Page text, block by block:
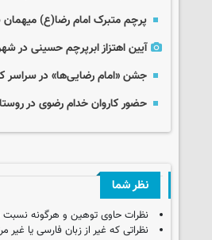
پرچم متبرک امام رضا(ع)
آیین اهتزاز ابرپرچم حسینی در
جشن «امام رضایی‌ها» در سراسر
حضور کاروان خدام رضوی در
نظر شما
نظرات حاوی توهین و هرگونه
نظراتی که غیر از زبان فارسی یا